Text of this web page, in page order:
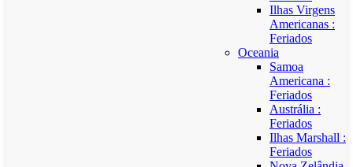
Ilhas Virgens
Americanas :
Feriados
Oceania
Samoa
Americana :
Feriados
Austrália :
Feriados
Ilhas Marshall :
Feriados